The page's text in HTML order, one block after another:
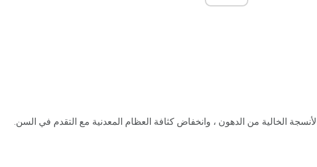
الخالية من الدهون ، وانخفاض كثافة العظام المعدنية مع التقدم في السن.